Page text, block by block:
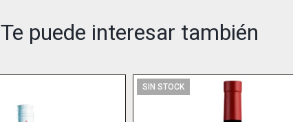
Te puede interesar también
SIN STOCK